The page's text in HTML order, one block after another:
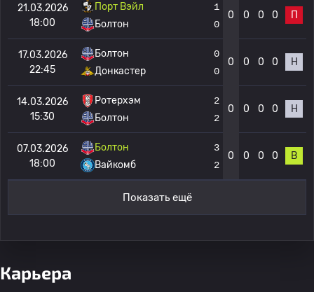
21.03.2026
18:00
Порт Вэйл
Болтон
1
0
0 0 0 0 П
17.03.2026
22:45
Болтон
Донкастер
0
0
0 0 0 0 Н
14.03.2026
15:30
Ротерхэм
Болтон
2
2
0 0 0 0 Н
07.03.2026
18:00
Болтон
Вайкомб
3
2
0 0 0 0 В
Показать ещё
Карьера